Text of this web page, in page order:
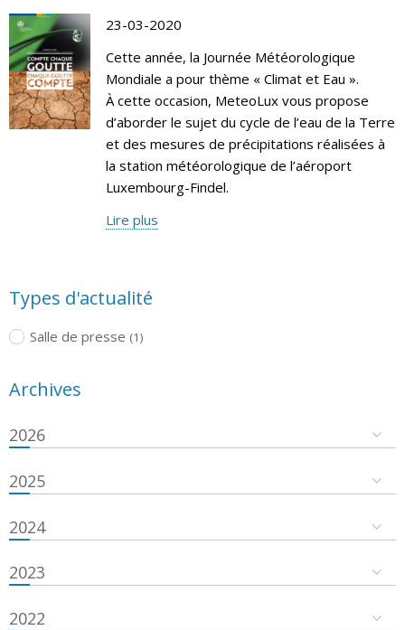
23-03-2020
Cette année, la Journée Météorologique
Mondiale a pour thème « Climat et Eau ».
À cette occasion, MeteoLux vous propose
d’aborder le sujet du cycle de l’eau de la Terre
et des mesures de précipitations réalisées à
la station météorologique de l’aéroport
Luxembourg-Findel.
Lire plus
Types d'actualité
Salle de presse (1)
Archives
2026
2025
2024
2023
2022